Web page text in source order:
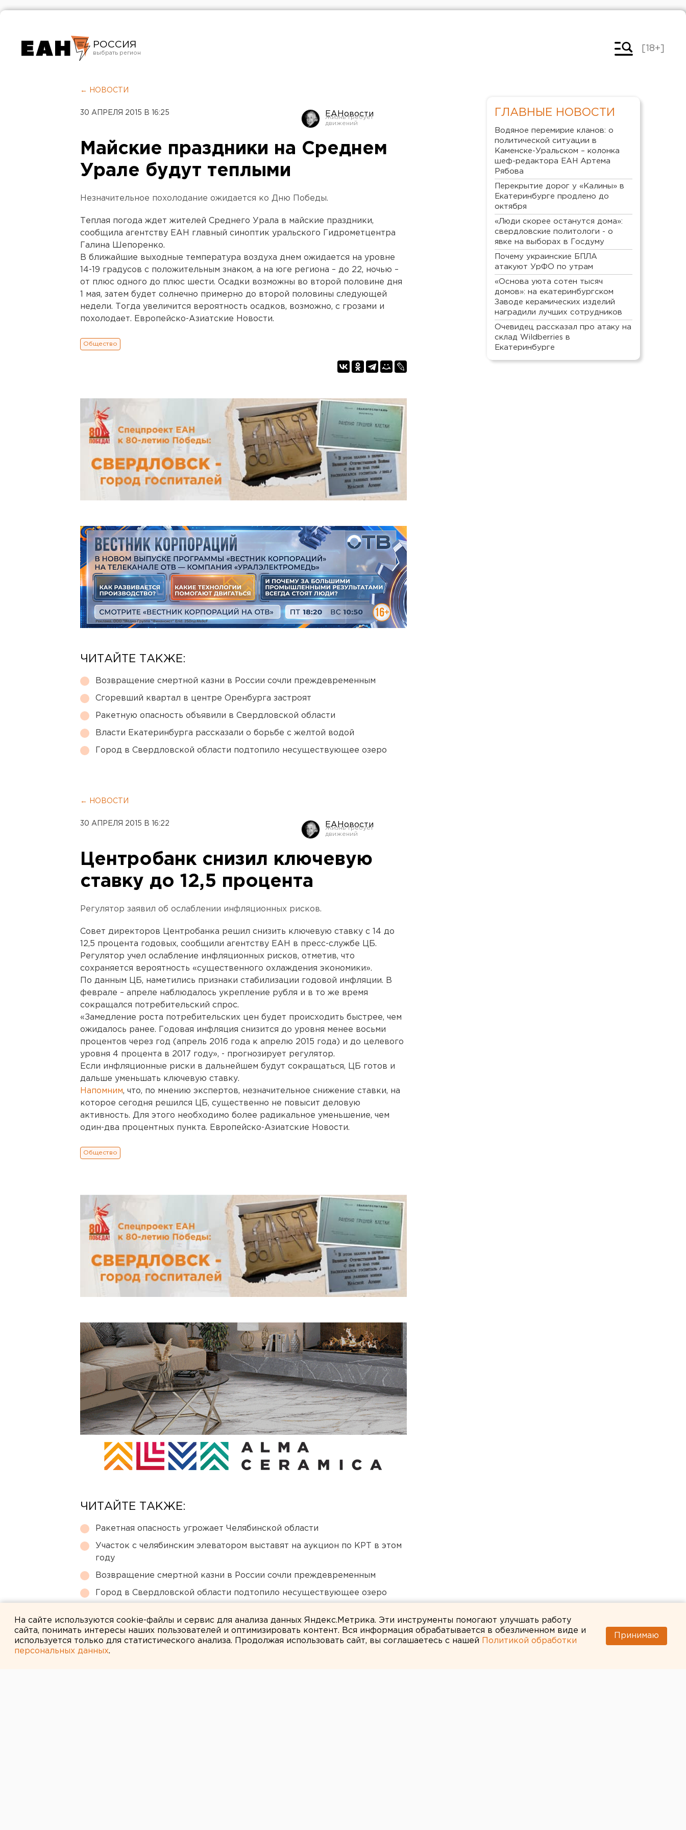
РОССИЯ
Челябинск
[18+]
← НОВОСТИ
30 АПРЕЛЯ 2015 В 16:25 ЕАНовости
Майские праздники на Среднем
Урале будут теплыми
Незначительное похолодание ожидается ко Дню Победы.
Теплая погода ждет жителей Среднего Урала в майские праздники,
сообщила агентству ЕАН главный синоптик уральского Гидрометцентра
Галина Шепоренко.
В ближайшие выходные температура воздуха днем ожидается на уровне
14-19 градусов с положительным знаком, а на юге региона – до 22, ночью –
от плюс одного до плюс шести. Осадки возможны во второй половине дня
1 мая, затем будет солнечно примерно до второй половины следующей
недели. Тогда увеличится вероятность осадков, возможно, с грозами и
похолодает. Европейско-Азиатские Новости.
Общество
ЧИТАЙТЕ ТАКЖЕ:
Возвращение смертной казни в России сочли преждевременным
Сгоревший квартал в центре Оренбурга застроят
Ракетную опасность объявили в Свердловской области
Власти Екатеринбурга рассказали о борьбе с желтой водой
Город в Свердловской области подтопило несуществующее озеро
← НОВОСТИ
30 АПРЕЛЯ 2015 В 16:22 ЕАНовости
Центробанк снизил ключевую
ставку до 12,5 процента
Регулятор заявил об ослаблении инфляционных рисков.
Совет директоров Центробанка решил снизить ключевую ставку с 14 до
12,5 процента годовых, сообщили агентству ЕАН в пресс-службе ЦБ.
Регулятор учел ослабление инфляционных рисков, отметив, что
сохраняется вероятность «существенного охлаждения экономики».
По данным ЦБ, наметились признаки стабилизации годовой инфляции. В
феврале – апреле наблюдалось укрепление рубля и в то же время
сокращался потребительский спрос.
«Замедление роста потребительских цен будет происходить быстрее, чем
ожидалось ранее. Годовая инфляция снизится до уровня менее восьми
процентов через год (апрель 2016 года к апрелю 2015 года) и до целевого
уровня 4 процента в 2017 году», - прогнозирует регулятор.
Если инфляционные риски в дальнейшем будут сокращаться, ЦБ готов и
дальше уменьшать ключевую ставку.
Напомним, что, по мнению экспертов, незначительное снижение ставки, на
которое сегодня решился ЦБ, существенно не повысит деловую
активность. Для этого необходимо более радикальное уменьшение, чем
один-два процентных пункта. Европейско-Азиатские Новости.
Общество
ЧИТАЙТЕ ТАКЖЕ:
Ракетная опасность угрожает Челябинской области
Участок с челябинским элеватором выставят на аукцион по КРТ в этом
году
Возвращение смертной казни в России сочли преждевременным
Город в Свердловской области подтопило несуществующее озеро
ГЛАВНЫЕ НОВОСТИ
Водяное перемирие кланов: о
политической ситуации в
Каменске-Уральском – колонка
шеф-редактора ЕАН Артема
Рябова
Перекрытие дорог у «Калины» в
Екатеринбурге продлено до
октября
«Люди скорее останутся дома»:
свердловские политологи - о
явке на выборах в Госдуму
Почему украинские БПЛА
атакуют УрФО по утрам
«Основа уюта сотен тысяч
домов»: на екатеринбургском
Заводе керамических изделий
наградили лучших сотрудников
Очевидец рассказал про атаку на
склад Wildberries в
Екатеринбурге
На сайте используются cookie-файлы и сервис для анализа данных Яндекс.Метрика. Эти инструменты помогают улучшать работу
сайта, понимать интересы наших пользователей и оптимизировать контент. Вся информация обрабатывается в обезличенном виде и
используется только для статистического анализа. Продолжая использовать сайт, вы соглашаетесь с нашей
Политикой обработки
персональных данных.
Принимаю